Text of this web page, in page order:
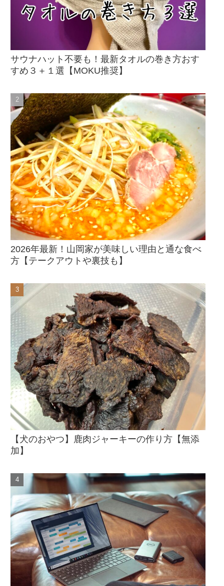
サウナハット不要も！最新タオルの巻き方おす
すめ３＋１選【MOKU推奨】
2026年最新！山岡家が美味しい理由と通な食べ
方【テークアウトや裏技も】
【犬のおやつ】鹿肉ジャーキーの作り方【無添
加】